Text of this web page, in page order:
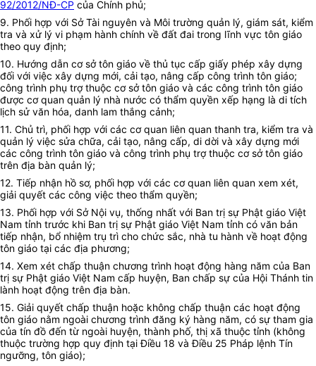
92/2012/NĐ-CP của Chính phủ;
9. Phối hợp với Sở Tài nguyên và Môi trường quản lý, giám sát, kiểm
tra và xử lý vi phạm hành chính về đất đai trong lĩnh vực tôn giáo
theo quy định;
10. Hướng dẫn cơ sở tôn giáo về thủ tục cấp giấy phép xây dựng
đối với việc xây dựng mới, cải tạo, nâng cấp công trình tôn giáo;
công trình phụ trợ thuộc cơ sở tôn giáo và các công trình tôn giáo
được cơ quan quản lý nhà nước có thẩm quyền xếp hạng là di tích
lịch sử văn hóa, danh lam thắng cảnh;
11. Chủ trì, phối hợp với các cơ quan liên quan thanh tra, kiểm tra và
quản lý việc sửa chữa, cải tạo, nâng cấp, di dời và xây dựng mới
các công trình tôn giáo và công trình phụ trợ thuộc cơ sở tôn giáo
trên địa bàn quản lý;
12. Tiếp nhận hồ sơ, phối hợp với các cơ quan liên quan xem xét,
giải quyết các công việc theo thẩm quyền;
13. Phối hợp với Sở Nội vụ, thống nhất với Ban trị sự Phật giáo Việt
Nam tỉnh trước khi Ban trị sự Phật giáo Việt Nam tỉnh có văn bản
tiếp nhận, bổ nhiệm trụ trì cho chức sắc, nhà tu hành về hoạt động
tôn giáo tại các địa phương;
14. Xem xét chấp thuận chương trình hoạt động hàng năm của Ban
trị sự Phật giáo Việt Nam cấp huyện, Ban chấp sự của Hội Thánh tin
lành hoạt động trên địa bàn.
15. Giải quyết chấp thuận hoặc không chấp thuận các hoạt động
tôn giáo nằm ngoài chương trình đăng ký hàng năm, có sự tham gia
của tín đồ đến từ ngoài huyện, thành phố, thị xã thuộc tỉnh (không
thuộc trường hợp quy định tại Điều 18 và Điều 25 Pháp lệnh Tín
ngưỡng, tôn giáo);